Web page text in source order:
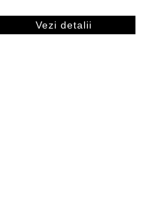
Vezi detalii